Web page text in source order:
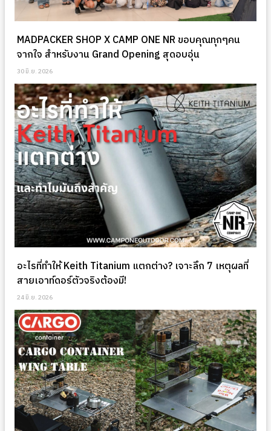
MADPACKER SHOP X CAMP ONE NR ขอบคุณทุกๆคน
จากใจ สำหรับงาน Grand Opening สุดอบอุ่น
30 มิ.ย. 2026
อะไรที่ทำให้ Keith Titanium แตกต่าง? เจาะลึก 7 เหตุผลที่
สายเอาท์ดอร์ตัวจริงต้องมี!
24 มิ.ย. 2026